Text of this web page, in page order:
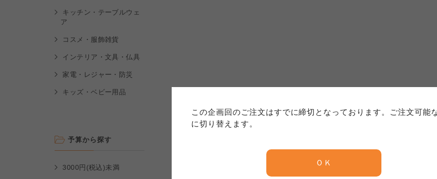
この企画回のご注文はすでに締切となっております。ご注文可能
に切り替えます。
ＯＫ
キッチン・テーブルウェ
ア
コスメ・服飾雑貨
インテリア・文具・仏具
家電・レジャー・防災
キッズ・ベビー用品
予算から探す
3000円(税込)未満
める利用約款をご確認のうえ、ご利用ください。なお、クチコミ投稿については、利用約
このサイトは7つの生協から業務委託を受けて、コープきんき事業連合が運営しています。
コープ事業連合、ならびに各生協の「個人情報保護方針」については各生協のボタンをクリ
ならコープ
各生協の「特定商取引法に基づく表記について」については各生協のボタンをクリックして